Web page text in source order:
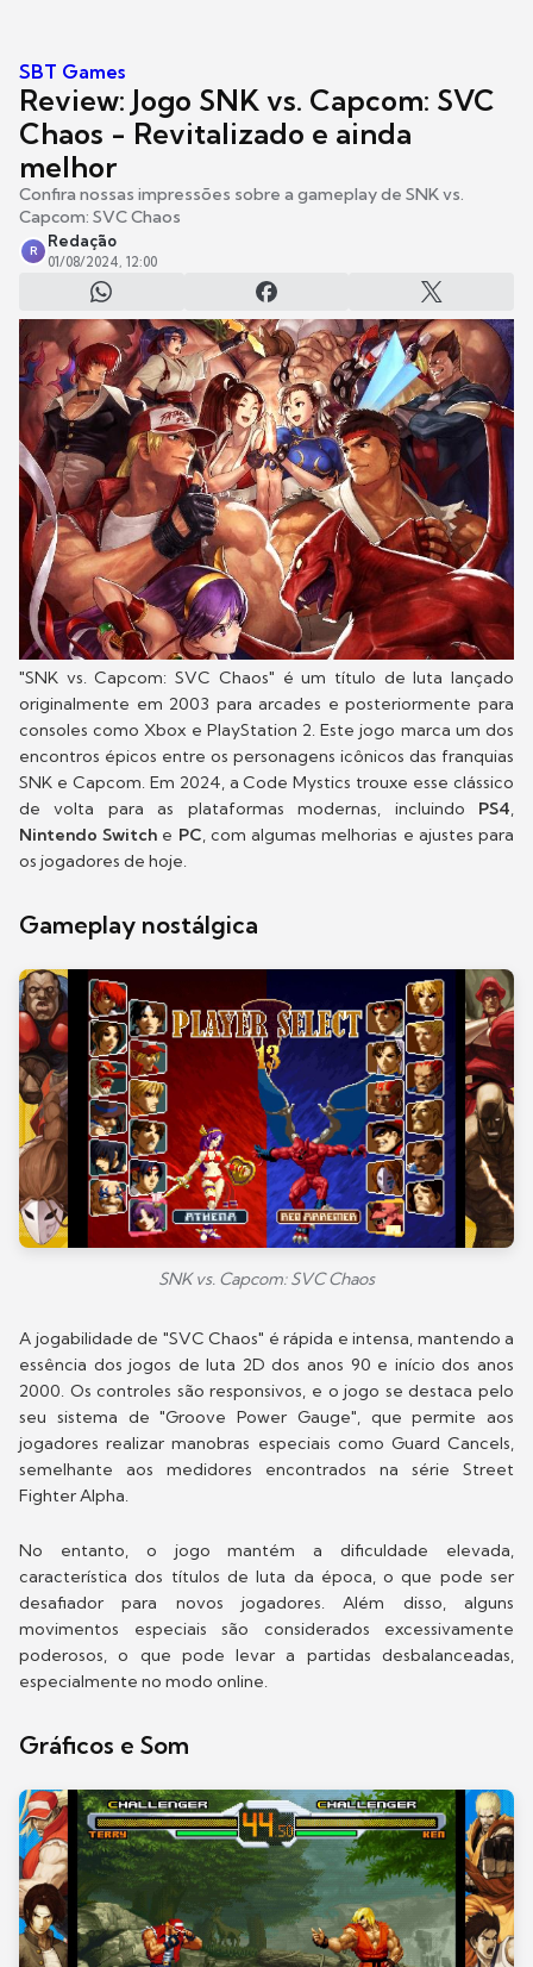
SBT Games
Review: Jogo SNK vs. Capcom: SVC
Chaos - Revitalizado e ainda
melhor
Confira nossas impressões sobre a gameplay de SNK vs.
Capcom: SVC Chaos
R
Redação
01/08/2024, 12:00
"SNK vs. Capcom: SVC Chaos" é um título de luta lançado
originalmente em 2003 para arcades e posteriormente para
consoles como Xbox e PlayStation 2. Este jogo marca um dos
encontros épicos entre os personagens icônicos das franquias
SNK e Capcom. Em 2024, a Code Mystics trouxe esse clássico
de volta para as plataformas modernas, incluindo PS4,
Nintendo Switch e PC, com algumas melhorias e ajustes para
os jogadores de hoje.
Gameplay nostálgica
SNK vs. Capcom: SVC Chaos
A jogabilidade de "SVC Chaos" é rápida e intensa, mantendo a
essência dos jogos de luta 2D dos anos 90 e início dos anos
2000. Os controles são responsivos, e o jogo se destaca pelo
seu sistema de "Groove Power Gauge", que permite aos
jogadores realizar manobras especiais como Guard Cancels,
semelhante aos medidores encontrados na série Street
Fighter Alpha.
No entanto, o jogo mantém a dificuldade elevada,
característica dos títulos de luta da época, o que pode ser
desafiador para novos jogadores. Além disso, alguns
movimentos especiais são considerados excessivamente
poderosos, o que pode levar a partidas desbalanceadas,
especialmente no modo online.
Gráficos e Som